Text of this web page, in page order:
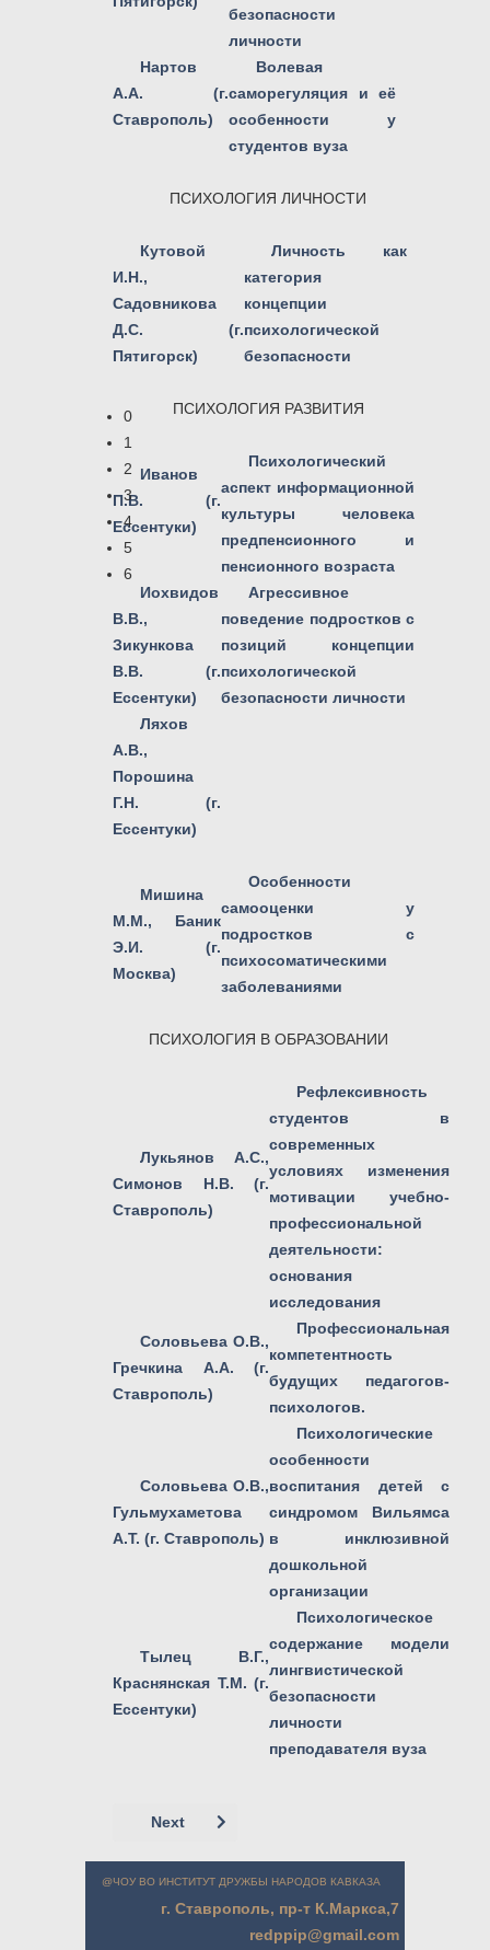
0
1
2
3
4
5
6
безопасности
личности
Нартов
А.А. (г.
Ставрополь)
Волевая
саморегуляция и её
особенности у
студентов вуза
ПСИХОЛОГИЯ ЛИЧНОСТИ
Кутовой
И.Н.,
Садовникова
Д.С. (г.
Пятигорск)
Личность как
категория
концепции
психологической
безопасности
ПСИХОЛОГИЯ РАЗВИТИЯ
Иванов
П.В. (г.
Ессентуки)
Психологический
аспект информационной
культуры человека
предпенсионного и
пенсионного возраста
Иохвидов
В.В.,
Зикункова
В.В. (г.
Ессентуки)
Агрессивное
поведение подростков с
позиций концепции
психологической
безопасности личности
Ляхов
А.В.,
Порошина
Г.Н. (г.
Ессентуки)
Мишина
М.М., Баник
Э.И. (г.
Москва)
Особенности
самооценки у
подростков с
психосоматическими
заболеваниями
ПСИХОЛОГИЯ В ОБРАЗОВАНИИ
Лукьянов А.С.,
Симонов Н.В. (г.
Ставрополь)
Рефлексивность
студентов в
современных
условиях изменения
мотивации учебно-
профессиональной
деятельности:
основания
исследования
Соловьева О.В.,
Гречкина А.А. (г.
Ставрополь)
Профессиональная
компетентность
будущих педагогов-
психологов.
Соловьева О.В.,
Гульмухаметова
А.Т. (г. Ставрополь)
Психологические
особенности
воспитания детей с
синдромом Вильямса
в инклюзивной
дошкольной
организации
Тылец В.Г.,
Краснянская Т.М. (г.
Ессентуки)
Психологическое
содержание модели
лингвистической
безопасности
личности
преподавателя вуза
Next article: Tylets Valery,
Next
@ЧОУ ВО ИНСТИТУТ ДРУЖБЫ НАРОДОВ КАВКАЗА
г. Ставрополь, пр-т К.Маркса,7
redppip@gmail.com